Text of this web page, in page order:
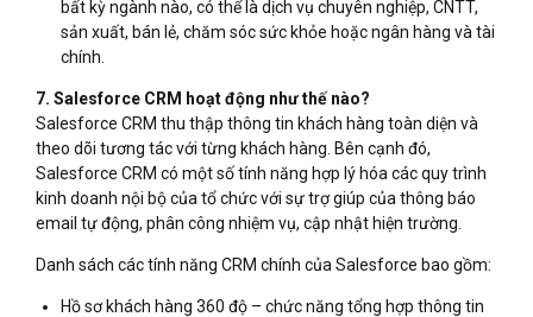
bất kỳ ngành nào, có thể là dịch vụ chuyên nghiệp, CNTT,
sản xuất, bán lẻ, chăm sóc sức khỏe hoặc ngân hàng và tài
chính.
7. Salesforce CRM hoạt động như thế nào?
Salesforce CRM thu thập thông tin khách hàng toàn diện và
theo dõi tương tác với từng khách hàng. Bên cạnh đó,
Salesforce CRM có một số tính năng hợp lý hóa các quy trình
kinh doanh nội bộ của tổ chức với sự trợ giúp của thông báo
email tự động, phân công nhiệm vụ, cập nhật hiện trường.
Danh sách các tính năng CRM chính của Salesforce bao gồm:
Hồ sơ khách hàng 360 độ – chức năng tổng hợp thông tin